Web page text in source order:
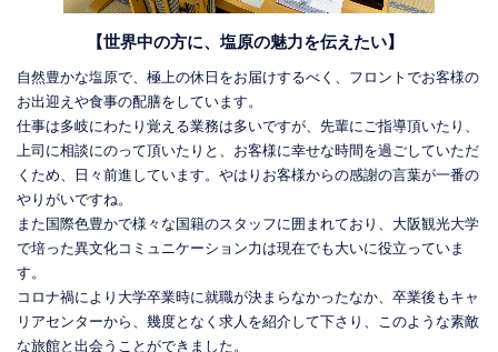
【世界中の方に、塩原の魅力を伝えたい】
自然豊かな塩原で、極上の休日をお届けするべく、フロントでお客様の
お出迎えや食事の配膳をしています。
仕事は多岐にわたり覚える業務は多いですが、先輩にご指導頂いたり、
上司に相談にのって頂いたりと、お客様に幸せな時間を過ごしていただ
くため、日々前進しています。やはりお客様からの感謝の言葉が一番の
やりがいですね。
また国際色豊かで様々な国籍のスタッフに囲まれており、大阪観光大学
で培った異文化コミュニケーション力は現在でも大いに役立っていま
す。
コロナ禍により大学卒業時に就職が決まらなかったなか、卒業後もキャ
リアセンターから、幾度となく求人を紹介して下さり、このような素敵
な旅館と出会うことができました。